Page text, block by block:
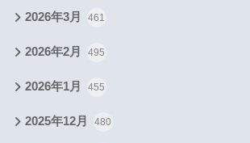
2026年3月 461
2026年2月 495
2026年1月 455
2025年12月 480